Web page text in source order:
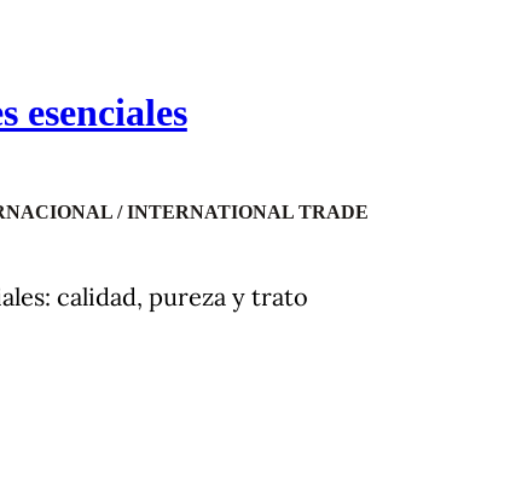
esenciales
/ INTERNATIONAL TRADE
calidad, pureza y trato